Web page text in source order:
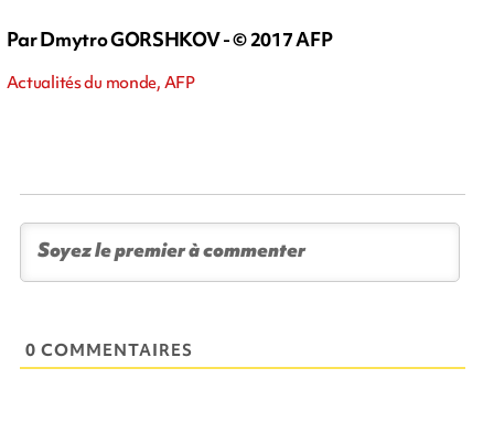
Par Dmytro GORSHKOV - © 2017 AFP
Actualités du monde, AFP
0 COMMENTAIRES